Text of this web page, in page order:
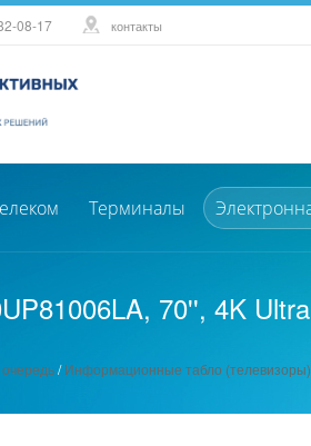
08-17 контакты
Терминалы
70'', 4K
/Информационные табло (телевизоры)